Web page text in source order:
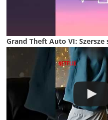
Grand Theft Auto VI: